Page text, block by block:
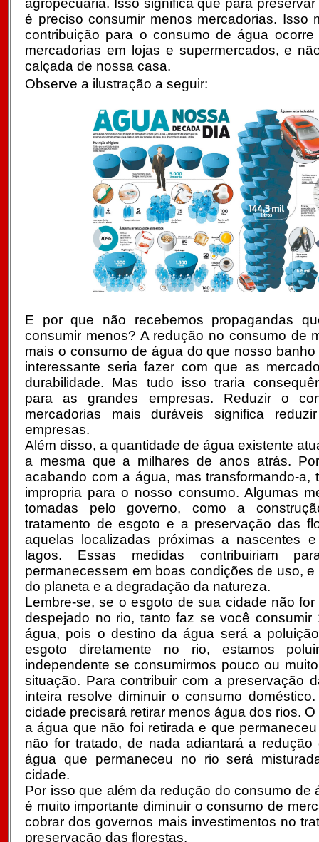
agropecuária. Isso significa que para
é preciso consumir menos mercadorias. Isso
contribuição para o consumo de água ocorre
mercadorias em lojas e supermercados, e
calçada de nossa casa.
Observe a ilustração a seguir:
E por que não recebemos propagandas
consumir menos? A redução no consumo de
mais o consumo de água do que nosso
interessante seria fazer com que as
durabilidade. Mas tudo isso traria
para as grandes empresas. Reduzir o
mercadorias mais duráveis significa
empresas.
Além disso, a quantidade de água existente
a mesma que a milhares de anos atrás.
acabando com a água, mas transformando-a,
impropria para o nosso consumo. Algumas
tomadas pelo governo, como a
tratamento de esgoto e a preservação das
aquelas localizadas próximas a nascentes
lagos. Essas medidas contribuiriam
permanecessem em boas condições de uso,
do planeta e a degradação da natureza.
Lembre-se, se o esgoto de sua cidade não
despejado no rio, tanto faz se você consumir
água, pois o destino da água será a
esgoto diretamente no rio, estamos
independente se consumirmos pouco ou
situação. Para contribuir com a preservação
inteira resolve diminuir o consumo
cidade precisará retirar menos água dos rios.
a água que não foi retirada e que
não for tratado, de nada adiantará a
água que permaneceu no rio será
cidade.
Por isso que além da redução do consumo de
é muito importante diminuir o consumo de
cobrar dos governos mais investimentos no
preservação das florestas.